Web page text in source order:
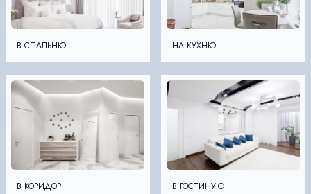
В СПАЛЬНЮ НА КУХНЮ
В КОРИДОР В ГОСТИНУЮ